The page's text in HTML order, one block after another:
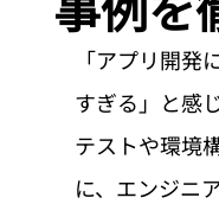
「アプリ開発
すぎる」と感
テストや環境
に、エンジニ